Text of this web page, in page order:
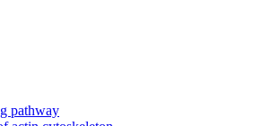
pathway